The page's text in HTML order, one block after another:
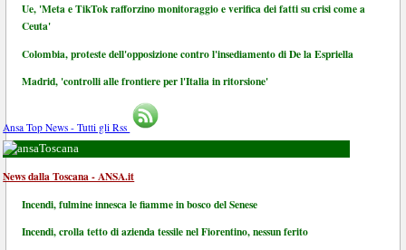
Ue, 'Meta e TikTok rafforzino monitoraggio e verifica dei fatti su crisi come a
Ceuta'
Colombia, proteste dell'opposizione contro l'insediamento di De la Espriella
Madrid, 'controlli alle frontiere per l'Italia in ritorsione'
Ansa Top News - Tutti gli Rss
Toscana
News dalla Toscana - ANSA.it
Incendi, fulmine innesca le fiamme in bosco del Senese
Incendi, crolla tetto di azienda tessile nel Fiorentino, nessun ferito